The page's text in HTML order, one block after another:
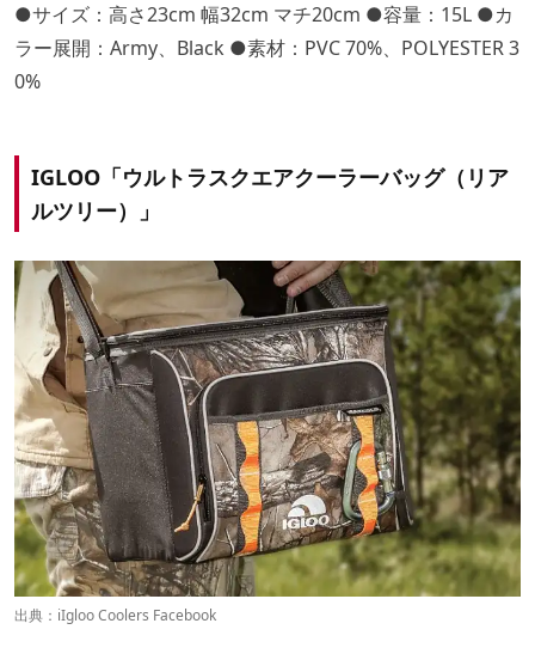
●サイズ：高さ23cm 幅32cm マチ20cm ●容量：15L ●カ
ラー展開：Army、Black ●素材：PVC 70%、POLYESTER 3
0%
IGLOO「ウルトラスクエアクーラーバッグ（リア
ルツリー）」
出典： iIgloo Coolers Facebook